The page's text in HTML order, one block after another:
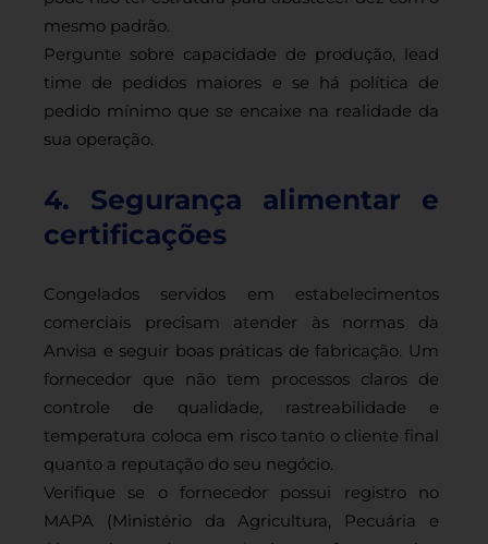
mesmo padrão.
Pergunte sobre capacidade de produção, lead
time de pedidos maiores e se há política de
pedido mínimo que se encaixe na realidade da
sua operação.
4. Segurança alimentar e
certificações
Congelados servidos em estabelecimentos
comerciais precisam atender às normas da
Anvisa e seguir boas práticas de fabricação. Um
fornecedor que não tem processos claros de
controle de qualidade, rastreabilidade e
temperatura coloca em risco tanto o cliente final
quanto a reputação do seu negócio.
Verifique se o fornecedor possui registro no
MAPA (Ministério da Agricultura, Pecuária e